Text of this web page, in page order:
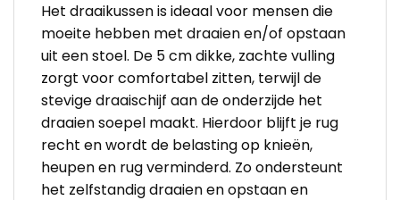
Het draaikussen is ideaal voor mensen die
moeite hebben met draaien en/of opstaan
uit een stoel. De 5 cm dikke, zachte vulling
zorgt voor comfortabel zitten, terwijl de
stevige draaischijf aan de onderzijde het
draaien soepel maakt. Hierdoor blijft je rug
recht en wordt de belasting op knieën,
heupen en rug verminderd. Zo ondersteunt
het zelfstandig draaien en opstaan en